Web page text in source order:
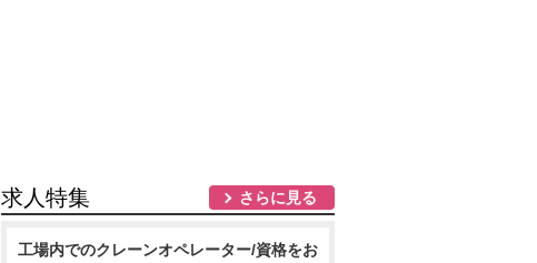
求人特集 さらに見る
工場内でのクレーンオペレーター/資格をお